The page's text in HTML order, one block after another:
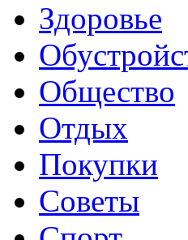
Здоровье
Общество
Отдых
Покупки
Советы